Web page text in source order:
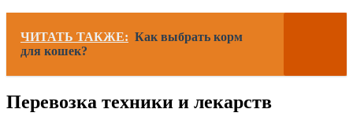
ЧИТАТЬ ТАКЖЕ: Как выбрать корм
для кошек?
Перевозка техники и лекарств